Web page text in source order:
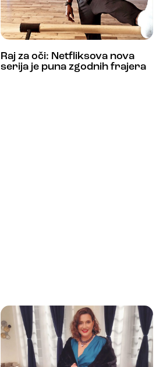
Raj za oči: Netfliksova nova
serija je puna zgodnih frajera